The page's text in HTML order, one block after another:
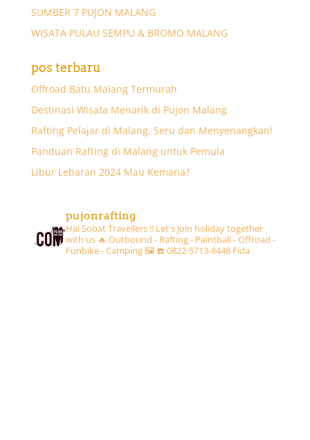
SUMBER 7 PUJON MALANG
WISATA PULAU SEMPU & BROMO MALANG
pos terbaru
Offroad Batu Malang Termurah
Destinasi Wisata Menarik di Pujon Malang
Rafting Pelajar di Malang, Seru dan Menyenangkan!
Panduan Rafting di Malang untuk Pemula
Libur Lebaran 2024 Mau Kemana?
pujonrafting
Hai Sobat Travellers !! Let's join holiday together
with us 🔥 Outbound - Rafting - Paintball - Offroad -
Funbike - Camping 🖼☎️ 0822-5713-8448 Fida